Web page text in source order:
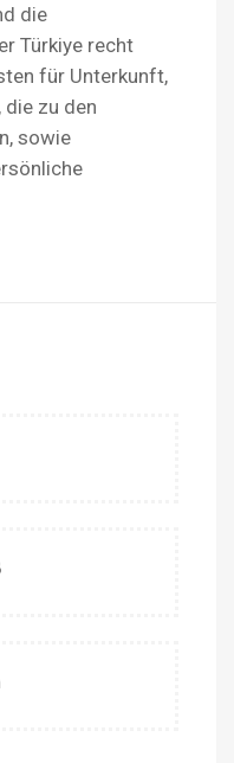
die
Türkiye recht
für Unterkunft,
zu den
sowie